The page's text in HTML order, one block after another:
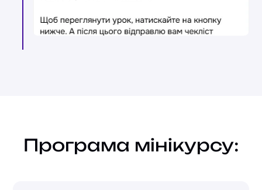
Програма мінікурсу: